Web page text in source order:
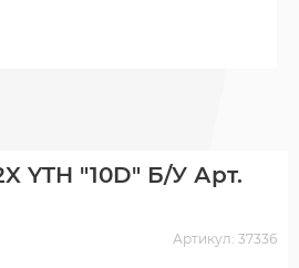
YTH "10D" Б/У Арт.
Артикул: 37336